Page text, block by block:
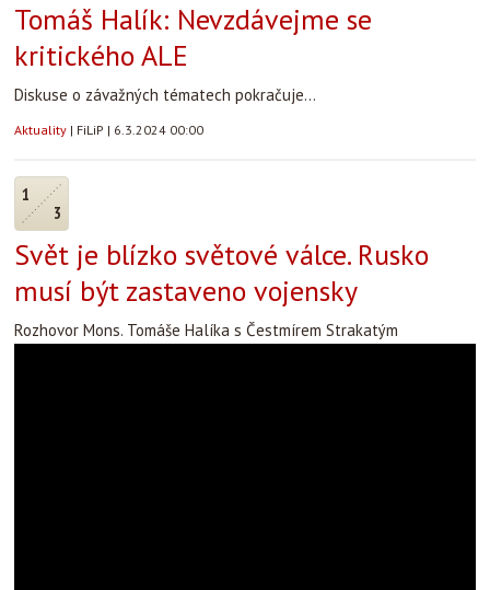
Tomáš Halík: Nevzdávejme se
kritického ALE
Diskuse o závažných tématech pokračuje...
Aktuality | FiLiP | 6.3.2024 00:00
1
3
Svět je blízko světové válce. Rusko
musí být zastaveno vojensky
Rozhovor Mons. Tomáše Halíka s Čestmírem Strakatým